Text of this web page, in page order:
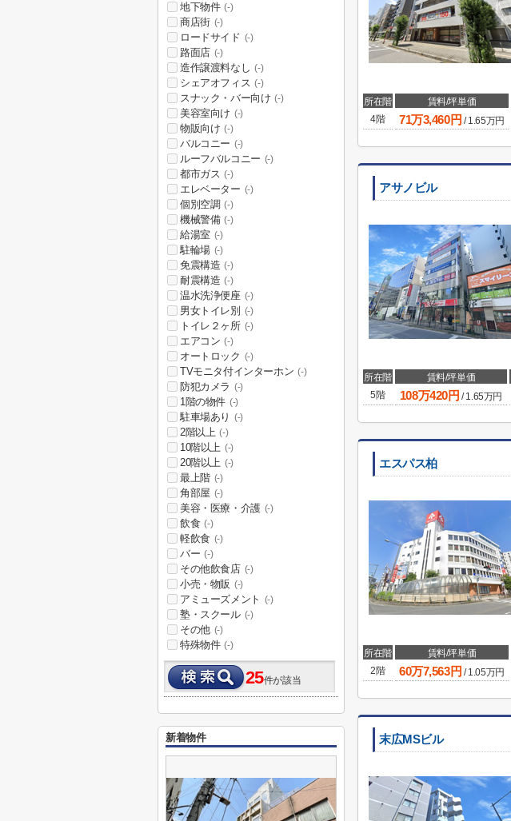
所在階 賃料/坪単価
4階
71万3,460円 /1.65万円
アサノビル
所在階 賃料/坪単価
5階
108万420円 /1.65万円
エスパス柏
所在階 賃料/坪単価
2階
60万7,563円 /1.05万円
末広MSビル
地下物件 (-)
商店街 (-)
ロードサイド (-)
路面店 (-)
造作譲渡料なし (-)
シェアオフィス (-)
スナック・バー向け (-)
美容室向け (-)
物販向け (-)
バルコニー (-)
ルーフバルコニー (-)
都市ガス (-)
エレベーター (-)
個別空調 (-)
機械警備 (-)
給湯室 (-)
駐輪場 (-)
免震構造 (-)
耐震構造 (-)
温水洗浄便座 (-)
男女トイレ別 (-)
トイレ２ヶ所 (-)
エアコン (-)
オートロック (-)
TVモニタ付インターホン (-)
防犯カメラ (-)
1階の物件 (-)
駐車場あり (-)
2階以上 (-)
10階以上 (-)
20階以上 (-)
最上階 (-)
角部屋 (-)
美容・医療・介護 (-)
飲食 (-)
軽飲食 (-)
バー (-)
その他飲食店 (-)
小売・物販 (-)
アミューズメント (-)
塾・スクール (-)
その他 (-)
特殊物件 (-)
25件が該当
新着物件